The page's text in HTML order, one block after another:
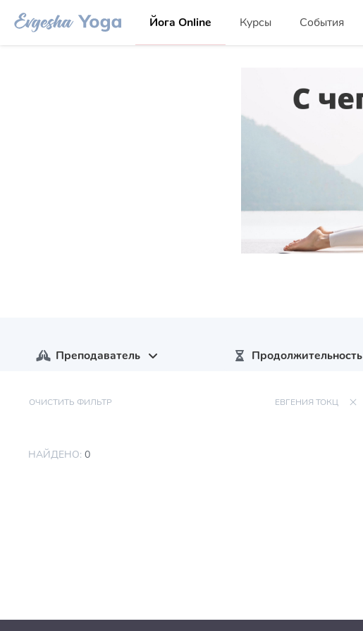
Йога Online Курсы События
Преподаватель Продолжительность
ОЧИСТИТЬ ФИЛЬТР ЕВГЕНИЯ ТОКЦ
НАЙДЕНО: 0